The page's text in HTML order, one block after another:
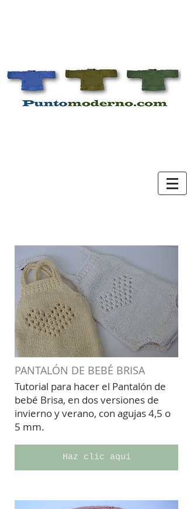
PANTALÓN DE BEBÉ BRISA
Tutorial para hacer el Pantalón de
bebé Brisa, en dos versiones de
invierno y verano, con agujas 4,5 o
5 mm.
Haz clic aquí